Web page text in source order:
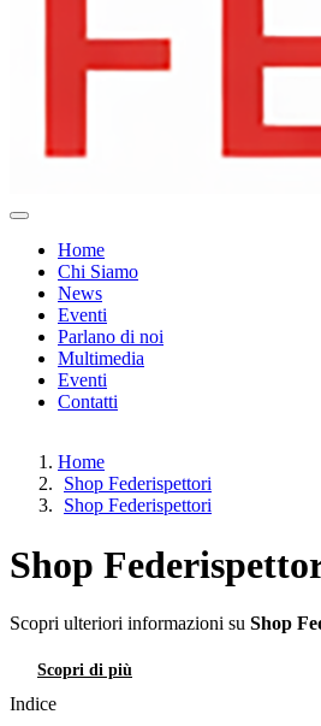
Home
Chi Siamo
News
Eventi
Parlano di noi
Multimedia
Eventi
Contatti
Home
Shop Federispettori
Shop Federispettori
Shop
Scopri ulteriori informazioni su Shop
Scopri di più
Indice